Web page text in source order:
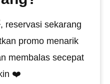
reservasi sekarang
promo menarik
membalas secepat
❤️